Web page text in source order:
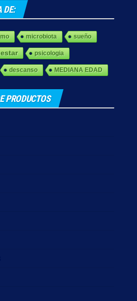
DE:
microbiota sueño
psicologia
descanso MEDIANA EDAD
PRODUCTOS